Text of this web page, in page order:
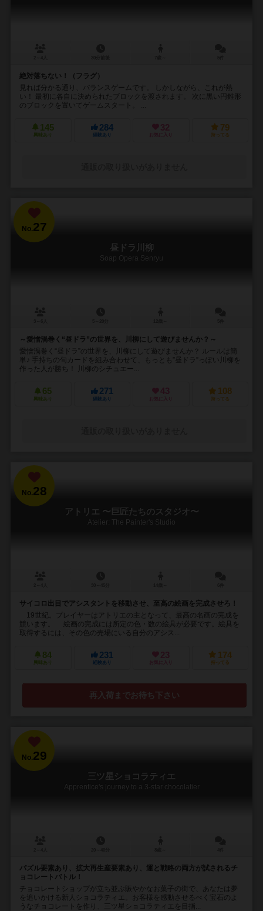
絶対落ちない！（フラグ）
見れば分かる通り、バランスゲームです。 しかしながら、これが熱
い！ 最初に各自に決められたブロックを渡されます。 次に黒い円錐形
のブロックを置いてゲームスタート。 ...
145
興味あり
284
経験あり
32
お気に入り
79
持ってる
No.27
昼ドラ川柳
Soap Opera Senryu
～愛憎渦巻く“昼ドラ”の世界を、川柳にして遊びませんか？～
愛憎渦巻く“昼ドラ”の世界を、川柳にして遊びませんか？ ルールは簡
単♪ 手持ちの句カードを組み合わせて、もっとも”昼ドラ”っぽい川柳を
作った人が勝ち！ 川柳のシチュエー...
65
興味あり
271
経験あり
43
お気に入り
108
持ってる
No.28
アトリエ 〜巨匠たちのスタジオ〜
Atelier: The Painter's Studio
サイコロ出目でアシスタントを移動させ、至高の絵画を完成させろ！
19世紀。プレイヤーはアトリエの主となって、最高の名画の完成を
競います。 絵画の完成には所定の色・数の絵具が必要です。絵具を
取得するには、その色の売場にいる自分のアシス...
84
興味あり
231
経験あり
23
お気に入り
174
持ってる
再入荷までお待ち下さい
No.29
三ツ星ショコラティエ
Apprentice's journey to a 3-star chocolatier
パズル要素あり、拡大再生産要素あり、運と戦略の両方が試されるチ
ョコレートバトル！
チョコレートショップが立ち並ぶ賑やかなお菓子の街で、あなたは夢
を追いかける新人ショコラティエ。お客様を感動させるべく宝石のよ
うなチョコレートを作り、三ツ星ショコラティエを目指...